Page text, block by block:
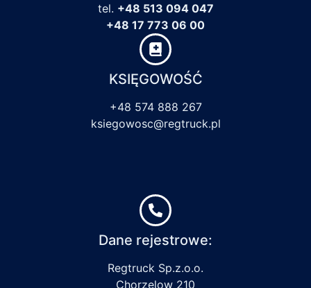
tel. +48 513 094 047
+48 17 773 06 00
KSIĘGOWOŚĆ
+48 574 888 267
ksiegowosc@regtruck.pl
Dane rejestrowe:
Regtruck Sp.z.o.o.
Chorzelow 210